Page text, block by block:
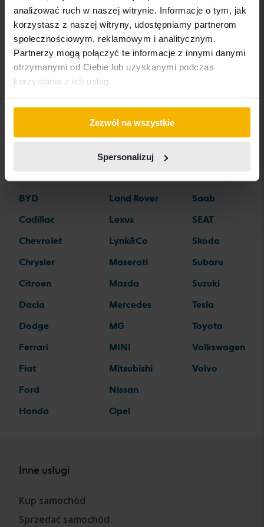
analizować ruch w naszej witrynie. Informacje o tym, jak
korzystasz z naszej witryny, udostępniamy partnerom
społecznościowym, reklamowym i analitycznym.
Partnerzy mogą połączyć te informacje z innymi danymi
otrzymanymi od Ciebie lub uzyskanymi podczas
korzystania z ich usług.
Zezwól na wszystkie
Spersonalizuj
Marki samochodów
Audi
BYD
Cadillac
Chevrolet
Chrysler
Citroen
Dacia
Dodge
Ferrari
Fiat
Ford
Honda
Jaguar
Jeep
Land Rover
Lexus
Lynk&Co
Maserati
Mazda
Mercedes
MG
MINI
Mitsubishi
Nissan
Opel
Porsche
Saab
SEAT
Skoda
Subaru
Suzuki
Tesla
Toyota
Volkswagen
Volvo
Inne usługi
Kup samochód
Sprzedać samochód